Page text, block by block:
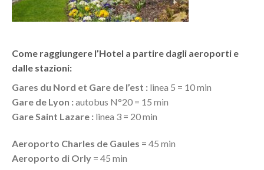
Come raggiungere l’Hotel a partire dagli aeroporti e
dalle stazioni:
Gares du Nord et Gare de l’est : linea 5 = 10 min
Gare de Lyon :autobus N°20 = 15 min
Gare Saint Lazare : linea 3 = 20 min
Aeroporto Charles de Gaules = 45 min
Aeroporto di Orly = 45 min